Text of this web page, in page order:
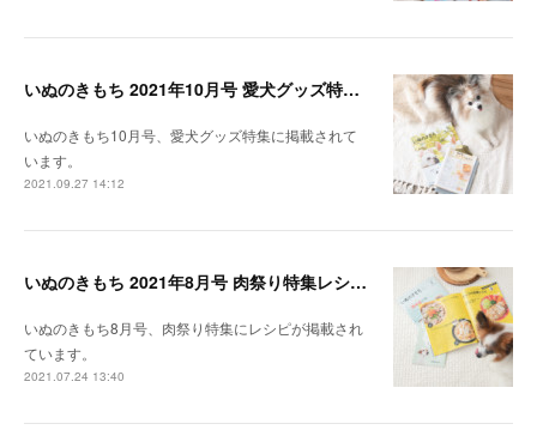
いぬのきもち 2021年10月号 愛犬グッズ特集レシピ掲載
いぬのきもち10月号、愛犬グッズ特集に掲載されて
います。
2021.09.27 14:12
いぬのきもち 2021年8月号 肉祭り特集レシピ掲載
いぬのきもち8月号、肉祭り特集にレシピが掲載され
ています。
2021.07.24 13:40